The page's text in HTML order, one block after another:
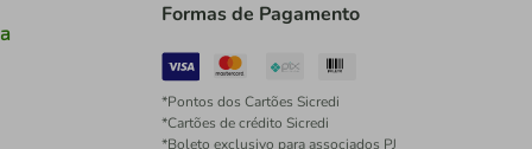
Formas de Pagamento
*Pontos dos Cartões Sicredi
*Cartões de crédito Sicredi
*Boleto exclusivo para associados PJ